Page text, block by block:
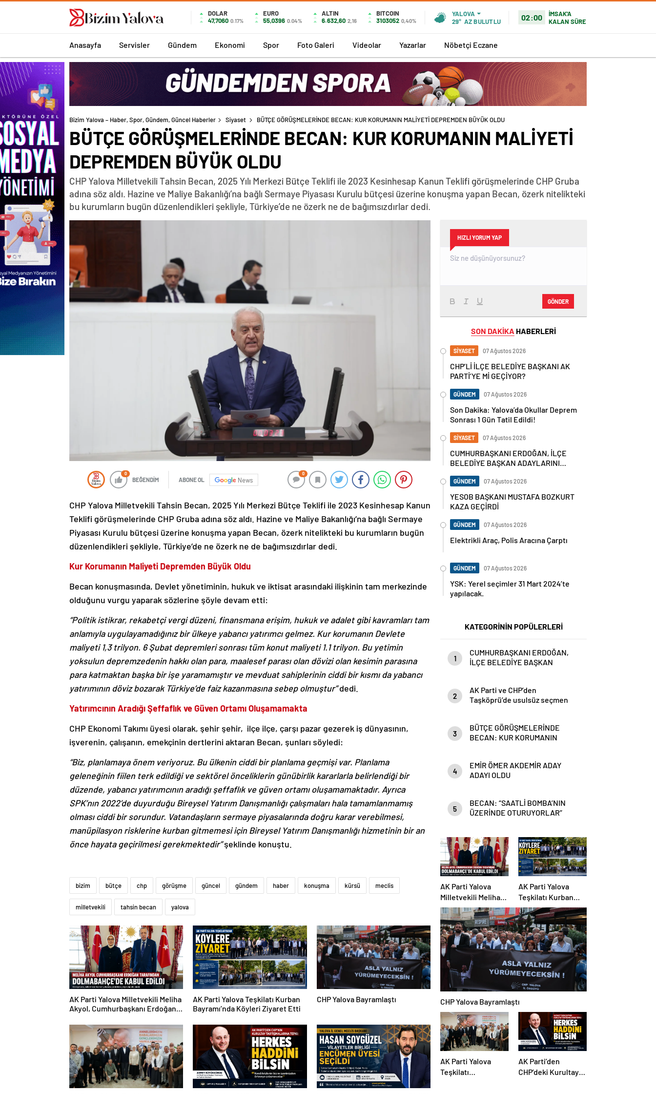
romabet
deneme
DOLAR
47,7060 0.17%
EURO
55,0396 0.04%
ALTIN
6.632,60 2,16
BITCOIN
3103052 0,40%
YALOVA
29° AZ BULUTLU 02:00
İMSAK'A
KALAN SÜRE
Anasayfa Servisler Gündem Ekonomi Spor Foto Galeri Videolar Yazarlar Nöbetçi Eczane
Bizim Yalova – Haber, Spor, Gündem, Güncel Haberler Siyaset BÜTÇE GÖRÜŞMELERİNDE BECAN: KUR KORUMANIN MALİYETİ DEPREMDEN BÜYÜK OLDU
BÜTÇE GÖRÜŞMELERİNDE BECAN: KUR KORUMANIN MALİYETİ
DEPREMDEN BÜYÜK OLDU
CHP Yalova Milletvekili Tahsin Becan, 2025 Yılı Merkezi Bütçe Teklifi ile 2023 Kesinhesap Kanun Teklifi görüşmelerinde CHP Gruba
adına söz aldı. Hazine ve Maliye Bakanlığı’na bağlı Sermaye Piyasası Kurulu bütçesi üzerine konuşma yapan Becan, özerk nitelikteki
bu kurumların bugün düzenlendikleri şekliyle, Türkiye’de ne özerk ne de bağımsızdırlar dedi.
0
BEĞENDİM ABONE OL News
0
CHP Yalova Milletvekili Tahsin Becan, 2025 Yılı Merkezi Bütçe Teklifi ile 2023 Kesinhesap Kanun
Teklifi görüşmelerinde CHP Gruba adına söz aldı. Hazine ve Maliye Bakanlığı’na bağlı Sermaye
Piyasası Kurulu bütçesi üzerine konuşma yapan Becan, özerk nitelikteki bu kurumların bugün
düzenlendikleri şekliyle, Türkiye’de ne özerk ne de bağımsızdırlar dedi.
Kur Korumanın Maliyeti Depremden Büyük Oldu
Becan konuşmasında, Devlet yönetiminin, hukuk ve iktisat arasındaki ilişkinin tam merkezinde
olduğunu vurgu yaparak sözlerine şöyle devam etti:
“Politik istikrar, rekabetçi vergi düzeni, finansmana erişim, hukuk ve adalet gibi kavramları tam
anlamıyla uygulayamadığınız bir ülkeye yabancı yatırımcı gelmez. Kur korumanın Devlete
maliyeti 1,3 trilyon. 6 Şubat depremleri sonrası tüm konut maliyeti 1.1 trilyon. Bu yetimin
yoksulun depremzedenin hakkı olan para, maalesef parası olan dövizi olan kesimin parasına
para katmaktan başka bir işe yaramamıştır ve mevduat sahiplerinin ciddi bir kısmı da yabancı
yatırımının döviz bozarak Türkiye’de faiz kazanmasına sebep olmuştur”dedi.
Yatırımcının Aradığı Şeffaflık ve Güven Ortamı Oluşamamakta
CHP Ekonomi Takımı üyesi olarak, şehir şehir, ilçe ilçe, çarşı pazar gezerek iş dünyasının,
işverenin, çalışanın, emekçinin dertlerini aktaran Becan, şunları söyledi:
“Biz, planlamaya önem veriyoruz. Bu ülkenin ciddi bir planlama geçmişi var. Planlama
geleneğinin fiilen terk edildiği ve sektörel önceliklerin günübirlik kararlarla belirlendiği bir
düzende, yabancı yatırımcının aradığı şeffaflık ve güven ortamı oluşamamaktadır. Ayrıca
SPK’nın 2022’de duyurduğu Bireysel Yatırım Danışmanlığı çalışmaları hala tamamlanmamış
olması ciddi bir sorundur. Vatandaşların sermaye piyasalarında doğru karar verebilmesi,
manüpilasyon risklerine kurban gitmemesi için Bireysel Yatırım Danışmanlığı hizmetinin bir an
önce hayata geçirilmesi gerekmektedir”şeklinde konuştu.
bizim bütçe chp görüşme güncel gündem haber konuşma kürsü meclis
milletvekili tahsin becan yalova
AK Parti Yalova Milletvekili Meliha
Akyol, Cumhurbaşkanı Erdoğan
AK Parti Yalova Teşkilatı Kurban
Bayramı’nda Köyleri Ziyaret Etti
CHP Yalova Bayramlaştı
HIZLI YORUM YAP
GÖNDER
SON DAKİKA HABERLERİ
SİYASET 07 Ağustos 2026
CHP’Lİ İLÇE BELEDİYE BAŞKANI AK
PARTİ’YE Mİ GEÇİYOR?
GÜNDEM 07 Ağustos 2026
Son Dakika: Yalova’da Okullar Deprem
Sonrası 1 Gün Tatil Edildi!
SİYASET 07 Ağustos 2026
CUMHURBAŞKANI ERDOĞAN, İLÇE
BELEDİYE BAŞKAN ADAYLARINI
GÜNDEM 07 Ağustos 2026
YESOB BAŞKANI MUSTAFA BOZKURT
KAZA GEÇİRDİ
GÜNDEM 07 Ağustos 2026
Elektrikli Araç, Polis Aracına Çarptı
GÜNDEM 07 Ağustos 2026
YSK: Yerel seçimler 31 Mart 2024’te
yapılacak.
KATEGORİNİN POPÜLERLERİ
1
CUMHURBAŞKANI ERDOĞAN,
İLÇE BELEDİYE BAŞKAN
2
AK Parti ve CHP’den
Taşköprü’de usulsüz seçmen
3
BÜTÇE GÖRÜŞMELERİNDE
BECAN: KUR KORUMANIN
4
EMİR ÖMER AKDEMİR ADAY
ADAYI OLDU
5
BECAN: “SAATLİ BOMBA’NIN
ÜZERİNDE OTURUYORLAR”
AK Parti Yalova
Milletvekili Meliha
Akyol,
Cumhurbaşkanı
Erdoğan ile Görüştü
AK Parti Yalova
Teşkilatı Kurban
Bayramı’nda Köyleri
Ziyaret Etti
CHP Yalova Bayramlaştı
AK Parti Yalova
Teşkilatı
AK Parti’den
CHP’deki Kurultay